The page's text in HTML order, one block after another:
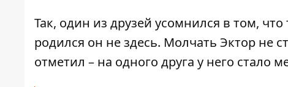
Так, один из друзей усомнился в том,
родился он не здесь. Молчать Эктор не
отметил – на одного друга у него стало